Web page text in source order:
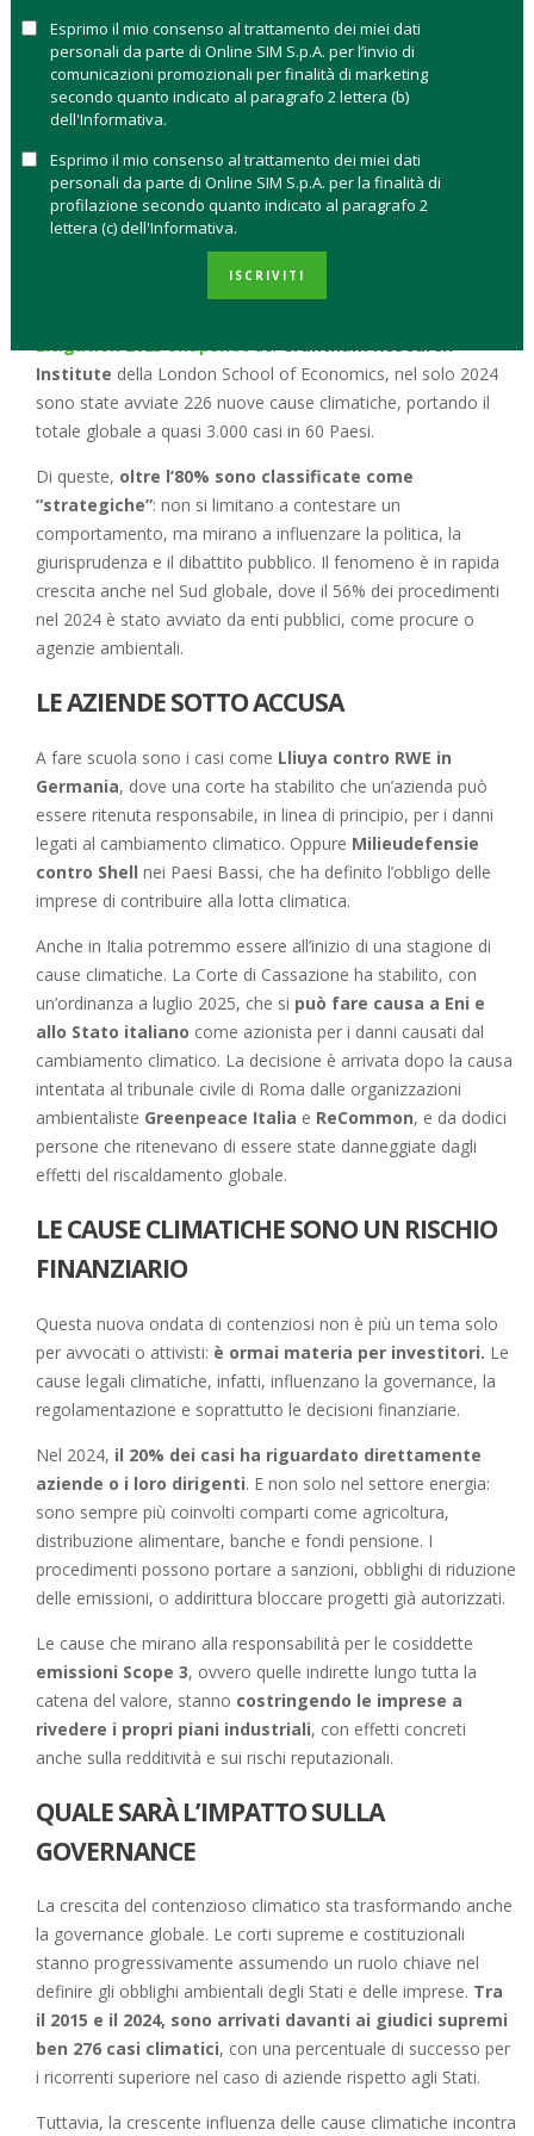
e finanziaria.
Questa svolta giuridica arriva mentre, a livello globale,
il numero di cause legali contro governi e aziende che non
agiscono in modo adeguato contro la crisi climatica. E proprio
queste cause, le cosiddette
climate litigation , stanno
diventando sempre più rilevanti per chi investe, anche in fondi
comuni.
IL TREND DELLE CAUSE CLIMATICHE
Litigation 2025 SnapshotdelGrantham Research
Institute della London School of Economics, nel solo 2024
sono state avviate 226 nuove cause climatiche, portando il
totale globale a quasi 3.000 casi in 60 Paesi.
Di queste, oltre l’80% sono classificate come
“strategiche”: non si limitano a contestare un
comportamento, ma mirano a influenzare la politica, la
giurisprudenza e il dibattito pubblico. Il fenomeno è in rapida
crescita anche nel Sud globale, dove il 56% dei procedimenti
nel 2024 è stato avviato da enti pubblici, come procure o
agenzie ambientali.
LE AZIENDE SOTTO ACCUSA
A fare scuola sono i casi come Lliuya contro RWE in
Germania, dove una corte ha stabilito che un’azienda può
essere ritenuta responsabile, in linea di principio, per i danni
legati al cambiamento climatico. Oppure Milieudefensie
contro Shell nei Paesi Bassi, che ha definito l’obbligo delle
imprese di contribuire alla lotta climatica.
Anche in Italia potremmo essere all’inizio di una stagione di
cause climatiche. La Corte di Cassazione ha stabilito, con
un’ordinanza a luglio 2025, che si può fare causa a Eni e
allo Stato italiano come azionista per i danni causati dal
cambiamento climatico. La decisione è arrivata dopo la causa
intentata al tribunale civile di Roma dalle organizzazioni
ambientaliste Greenpeace Italia e ReCommon, e da dodici
persone che ritenevano di essere state danneggiate dagli
effetti del riscaldamento globale.
LE CAUSE CLIMATICHE SONO UN RISCHIO
FINANZIARIO
Questa nuova ondata di contenziosi non è più un tema solo
per avvocati o attivisti: è ormai materia per investitori. Le
cause legali climatiche, infatti, influenzano la governance, la
regolamentazione e soprattutto le decisioni finanziarie.
Nel 2024, il 20% dei casi ha riguardato direttamente
aziende o i loro dirigenti. E non solo nel settore energia:
sono sempre più coinvolti comparti come agricoltura,
distribuzione alimentare, banche e fondi pensione. I
procedimenti possono portare a sanzioni, obblighi di riduzione
delle emissioni, o addirittura bloccare progetti già autorizzati.
Le cause che mirano alla responsabilità per le cosiddette
emissioni Scope 3, ovvero quelle indirette lungo tutta la
catena del valore, stanno costringendo le imprese a
rivedere i propri piani industriali, con effetti concreti
anche sulla redditività e sui rischi reputazionali.
QUALE SARÀ L’IMPATTO SULLA
GOVERNANCE
La crescita del contenzioso climatico sta trasformando anche
la governance globale. Le corti supreme e costituzionali
stanno progressivamente assumendo un ruolo chiave nel
definire gli obblighi ambientali degli Stati e delle imprese. Tra
il 2015 e il 2024, sono arrivati davanti ai giudici supremi
ben 276 casi climatici, con una percentuale di successo per
i ricorrenti superiore nel caso di aziende rispetto agli Stati.
Tuttavia, la crescente influenza delle cause climatiche incontra
Esprimo il mio consenso al trattamento dei miei dati
personali da parte di Online SIM S.p.A. per l’invio di
comunicazioni promozionali per finalità di marketing
secondo quanto indicato al paragrafo 2 lettera (b)
dell'Informativa.
Esprimo il mio consenso al trattamento dei miei dati
personali da parte di Online SIM S.p.A. per la finalità di
profilazione secondo quanto indicato al paragrafo 2
lettera (c) dell'Informativa.
ISCRIVITI